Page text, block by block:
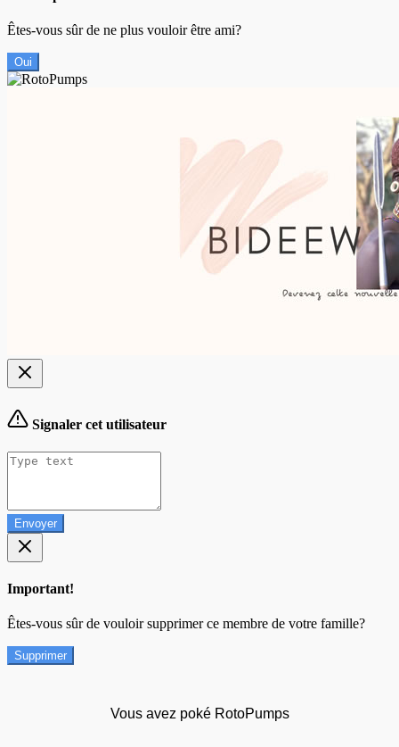
Êtes-vous sûr de ne plus vouloir être ami?
Oui
Signaler cet utilisateur
Envoyer
Important!
Êtes-vous sûr de vouloir supprimer ce membre de votre famille?
Supprimer
Vous avez poké RotoPumps